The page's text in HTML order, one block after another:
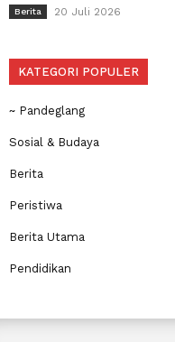
Berita 20 Juli 2026
KATEGORI POPULER
~ Pandeglang
Sosial & Budaya
Berita
Peristiwa
Berita Utama
Pendidikan